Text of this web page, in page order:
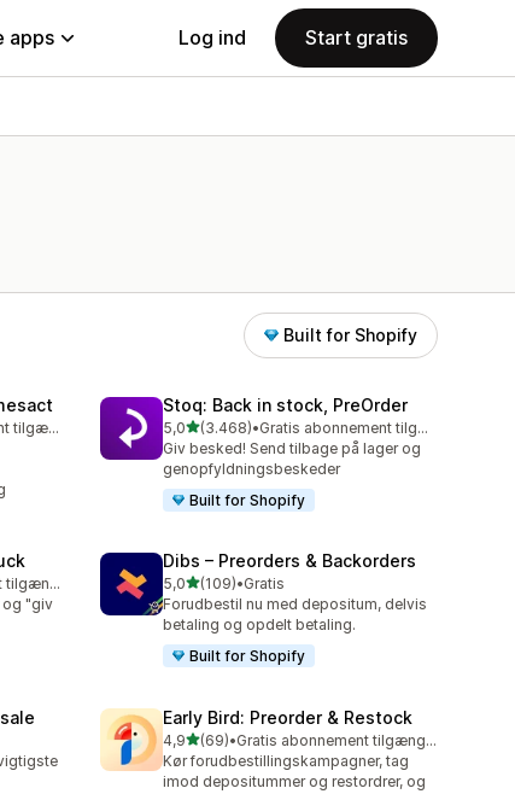
apps Log ind Start gratis
Built for Shopify
Gratis abonnement tilgængeligt
Stoq: Back in stock, PreOrder
5,0ud af 5 stjerner
(3.468)
3468 anmeldelser i alt
•
Gratis abonnement tilgængeligt
Giv besked! Send tilbage på lager og
genopfyldningsbeskeder
Built for Shopify
Gratis abonnement tilgængeligt
og "giv
Dibs – Preorders & Backorders
5,0ud af 5 stjerner
(109)
109 anmeldelser i alt
•Gratis
Forudbestil nu med depositum, delvis
betaling og opdelt betaling.
Built for Shopify
Early Bird: Preorder & Restock
4,9ud af 5 stjerner
(69)
69 anmeldelser i alt
•
Gratis abonnement tilgængeligt
Kør forudbestillingskampagner, tag
imod depositummer og restordrer, og